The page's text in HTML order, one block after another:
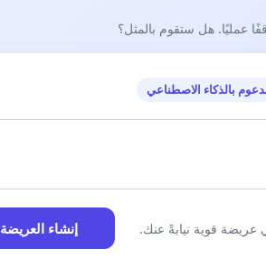
عمليًا. هل ستقوم بالمثل؟
بالذكاء الاصطناعي
عريضة قوية نيابةً عنك. إنشاء العريضة